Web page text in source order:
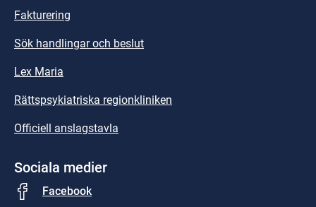
Fakturering
Sök handlingar och beslut
Lex Maria
Rättspsykiatriska regionkliniken
Officiell anslagstavla
Sociala medier
Facebook